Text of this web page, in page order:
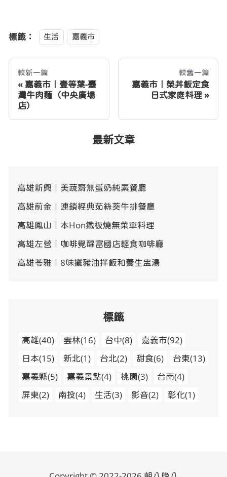
標籤： 生活 嘉義市
較新一篇
嘉義市｜壹等葉-臺
灣牛肉麵（中央廣場
店）
較舊一篇
嘉義市｜榮丼飯定食
日式家庭料理
最新文章
高雄新興｜美蔬齋無蛋奶純素餐廳
高雄前金｜連鎖經典茹絲葵牛排餐廳
高雄鳳山｜本Hon鐵板燒無菜單料理
高雄左營｜咖啡覺醒富國店輕食咖啡廳
高雄苓雅｜8味攤豬油拌飯和養生盅湯
標籤
高雄(40) 雲林(16) 台中(8) 嘉義市(92)
日本(15) 新北(1) 台北(2) 甜食(6) 台東(13)
嘉義縣(5) 嘉義景點(4) 桃園(3) 台南(4)
屏東(2) 南投(4) 生活(3) 影音(2) 彰化(1)